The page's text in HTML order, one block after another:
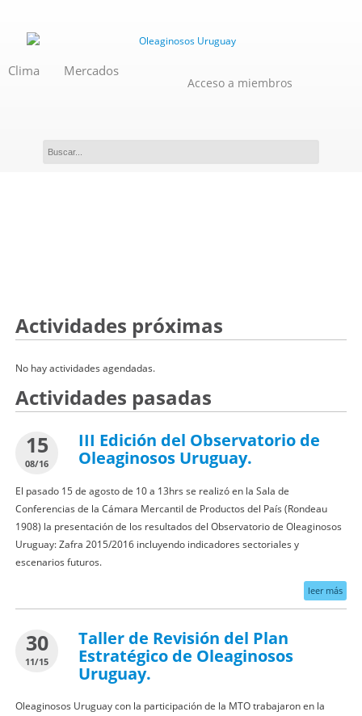
Clima Mercados
Acceso a miembros
Actividades próximas
No hay actividades agendadas.
Actividades pasadas
15
08/16
III Edición del Observatorio de
Oleaginosos Uruguay.
El pasado 15 de agosto de 10 a 13hrs se realizó en la Sala de
Conferencias de la Cámara Mercantil de Productos del País (Rondeau
1908) la presentación de los resultados del Observatorio de Oleaginosos
Uruguay: Zafra 2015/2016 incluyendo indicadores sectoriales y
escenarios futuros.
leer más
30
11/15
Taller de Revisión del Plan
Estratégico de Oleaginosos
Uruguay.
Oleaginosos Uruguay con la participación de la MTO trabajaron en la